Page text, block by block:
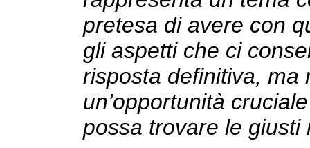
pretesa di avere con
gli aspetti che ci
risposta definitiva, ma
un’opportunità
possa trovare le giusti